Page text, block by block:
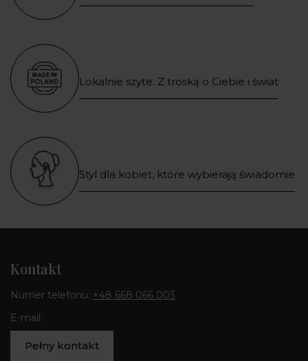
Lokalnie szyte. Z troską o Ciebie i świat
Styl dla kobiet, które wybierają świadomie
Kontakt
Numer telefonu: +48 668 066 003
E-mail:
Pełny kontakt